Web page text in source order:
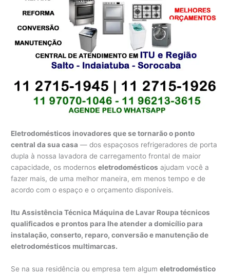
Eletrodomésticos inovadores que se tornarão o ponto
central da sua casa — dos espaçosos refrigeradores de porta
dupla à nossa lavadora de carregamento frontal de maior
capacidade, os modernoseletrodomésticos ajudam você a
fazer mais, de uma melhor maneira, em menos tempo e de
acordo com o espaço e o orçamento disponíveis.
Itu Assistência Técnica Máquina de Lavar Roupa técnicos
qualificados e prontos para lhe atender a domicílio para
instalação, conserto, reparo, conversão e manutenção de
eletrodomésticos multimarcas.
Se na sua residência ou empresa tem algumeletrodoméstico